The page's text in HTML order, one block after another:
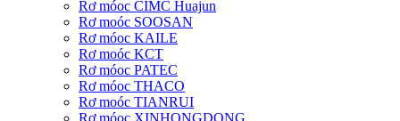
Rơ móoc CIMC Huajun
Rơ moóc SOOSAN
Rơ móoc KAILE
Rơ moóc KCT
Rơ móoc PATEC
Rơ móoc THACO
Rơ moóc TIANRUI
Rơ móoc XINHONGDONG